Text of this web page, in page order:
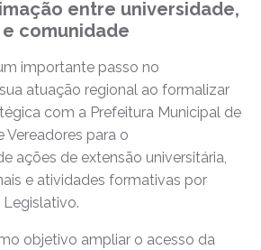
entre universidade,
comunidade
importante passo no
atuação regional ao formalizar
com a Prefeitura Municipal de
Vereadores para o
ações de extensão universitária,
e atividades formativas por
objetivo ampliar o acesso da